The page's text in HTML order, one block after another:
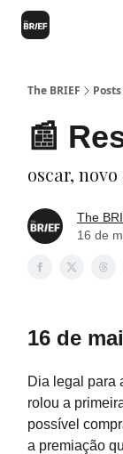
The BRIEF Posts
📰
oscar,
The
16 de
16 de
Dia legal para
rolou a
possível
a premiação